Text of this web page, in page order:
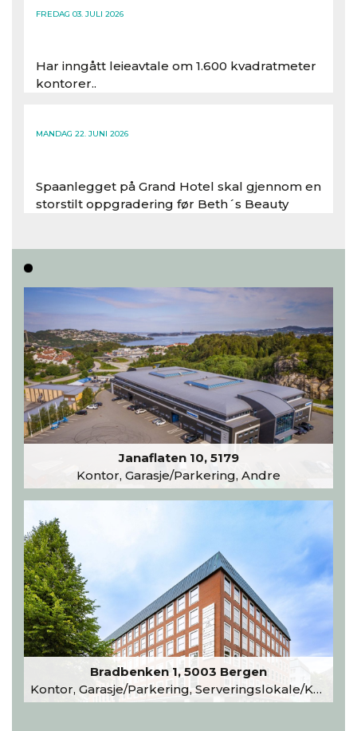
FREDAG 03. JULI 2026
Har inngått leieavtale om 1.600 kvadratmeter
kontorer..
MANDAG 22. JUNI 2026
Spaanlegget på Grand Hotel skal gjennom en
storstilt oppgradering før Beth´s Beauty
Les hele artikkelen
Janaflaten 10, 5179
Kontor, Garasje/Parkering, Andre
Bradbenken 1, 5003 Bergen
Kontor, Garasje/Parkering, Serveringslokale/Kantine, Undervisning/Arrangement